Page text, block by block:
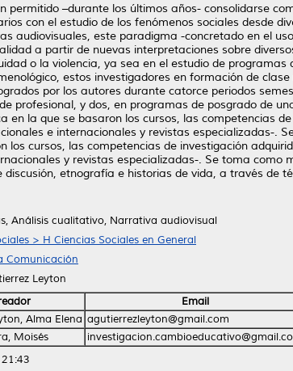
permitido –durante los últimos años- consolidarse
con el estudio de los fenómenos sociales desde
audiovisuales, este paradigma -concretado en el
a partir de nuevas interpretaciones sobre
o la violencia, ya sea en el estudio de
estos investigadores en formación de
por los autores durante catorce periodos
profesional, y dos, en programas de posgrado de
en la que se basaron los cursos, las competencias
e internacionales y revistas especializadas-.
los cursos, las competencias de investigación
y revistas especializadas-. Se toma
etnografía e historias de vida, a través de
Análisis cualitativo, Narrativa audiovisual
> H Ciencias Sociales en General
Comunicación
Leyton
Email
Alma Elena agutierrezleyton@gmail.com
Moisés